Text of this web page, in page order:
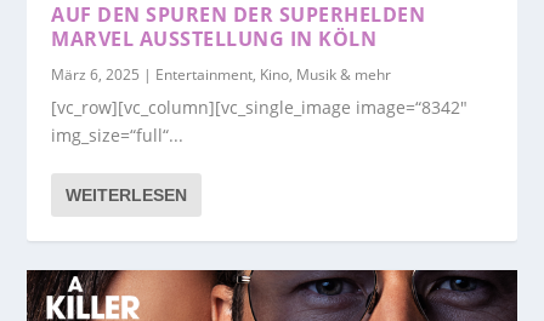
AUF DEN SPUREN DER SUPERHELDEN
MARVEL AUSSTELLUNG IN KÖLN
März 6, 2025 | Entertainment, Kino, Musik & mehr
[vc_row][vc_column][vc_single_image image=“8342″
img_size=“full“...
WEITERLESEN